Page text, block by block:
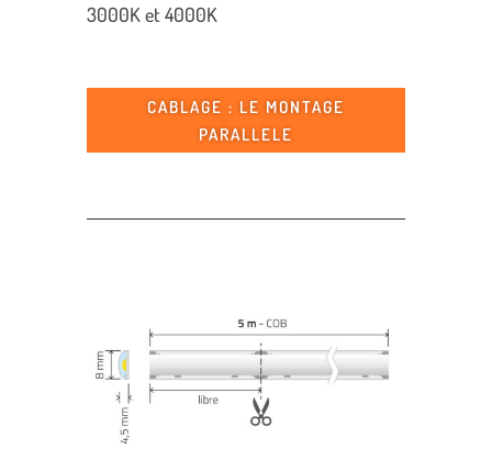
3000K et 4000K
CABLAGE : LE MONTAGE
PARALLELE